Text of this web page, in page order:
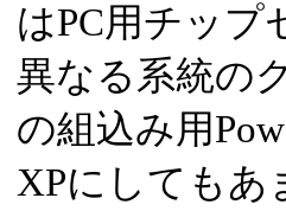
はPC用チップ
異なる系統の
の組込み用
XPにしてもあ